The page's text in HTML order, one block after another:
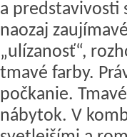
a predstavivosti
naozaj
„ulízanosť“,
tmavé farby.
počkanie.
nábytok. V